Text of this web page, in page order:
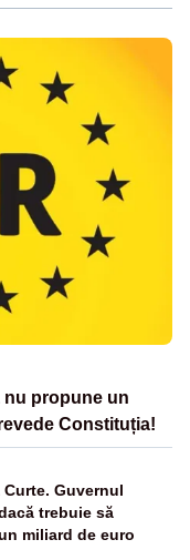
nu propune un
Constituția!
Guvernul
trebuie să
miliard de euro